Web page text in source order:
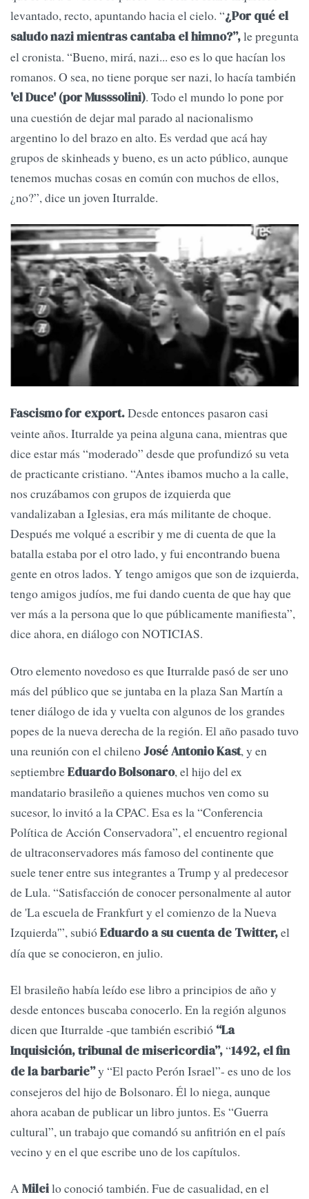
levantado, recto, apuntando hacia el cielo. “¿Por qué el
saludo nazi mientras cantaba el himno?”,le pregunta
el cronista. “Bueno, mirá, nazi... eso es lo que hacían los
romanos. O sea, no tiene porque ser nazi, lo hacía también
'el Duce' (por Musssolini). Todo el mundo lo pone por
una cuestión de dejar mal parado al nacionalismo
argentino lo del brazo en alto. Es verdad que acá hay
grupos de skinheads y bueno, es un acto público, aunque
tenemos muchas cosas en común con muchos de ellos,
¿no?”, dice un joven Iturralde.
Fascismo for export.Desde entonces pasaron casi
veinte años. Iturralde ya peina alguna cana, mientras que
dice estar más “moderado” desde que profundizó su veta
de practicante cristiano. “Antes ibamos mucho a la calle,
nos cruzábamos con grupos de izquierda que
vandalizaban a Iglesias, era más militante de choque.
Después me volqué a escribir y me di cuenta de que la
batalla estaba por el otro lado, y fui encontrando buena
gente en otros lados. Y tengo amigos que son de izquierda,
tengo amigos judíos, me fui dando cuenta de que hay que
ver más a la persona que lo que públicamente manifiesta”,
dice ahora, en diálogo con NOTICIAS.
Otro elemento novedoso es que Iturralde pasó de ser uno
más del público que se juntaba en la plaza San Martín a
tener diálogo de ida y vuelta con algunos de los grandes
popes de la nueva derecha de la región. El año pasado tuvo
una reunión con el chilenoJosé Antonio Kast, y en
septiembreEduardo Bolsonaro, el hijo del ex
mandatario brasileño a quienes muchos ven como su
sucesor, lo invitó a la CPAC. Esa es la “Conferencia
Política de Acción Conservadora”, el encuentro regional
de ultraconservadores más famoso del continente que
suele tener entre sus integrantes a Trump y al predecesor
de Lula. “Satisfacción de conocer personalmente al autor
de 'La escuela de Frankfurt y el comienzo de la Nueva
Izquierda'”, subióEduardo a su cuenta de Twitter,el
día que se conocieron, en julio.
El brasileño había leído ese libro a principios de año y
desde entonces buscaba conocerlo. En la región algunos
dicen que Iturralde -que también escribió “La
Inquisición, tribunal de misericordia”,“1492, el fin
de la barbarie”y “El pacto Perón Israel”- es uno de los
consejeros del hijo de Bolsonaro. Él lo niega, aunque
ahora acaban de publicar un libro juntos. Es “Guerra
cultural”, un trabajo que comandó su anfitrión en el país
vecino y en el que escribe uno de los capítulos.
AMileilo conoció también. Fue de casualidad, en el